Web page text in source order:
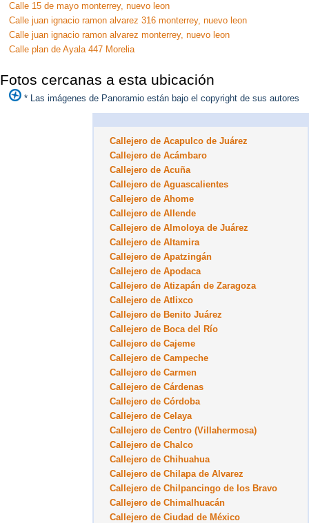
Calle 15 de mayo monterrey, nuevo leon
Calle juan ignacio ramon alvarez 316 monterrey, nuevo leon
Calle juan ignacio ramon alvarez monterrey, nuevo leon
Calle plan de Ayala 447 Morelia
Fotos cercanas a esta ubicación
* Las imágenes de Panoramio están bajo el copyright de sus autores
Callejero de Acapulco de Juárez
Callejero de Acámbaro
Callejero de Acuña
Callejero de Aguascalientes
Callejero de Ahome
Callejero de Allende
Callejero de Almoloya de Juárez
Callejero de Altamira
Callejero de Apatzingán
Callejero de Apodaca
Callejero de Atizapán de Zaragoza
Callejero de Atlixco
Callejero de Benito Juárez
Callejero de Boca del Río
Callejero de Cajeme
Callejero de Campeche
Callejero de Carmen
Callejero de Cárdenas
Callejero de Córdoba
Callejero de Celaya
Callejero de Centro (Villahermosa)
Callejero de Chalco
Callejero de Chihuahua
Callejero de Chilapa de Alvarez
Callejero de Chilpancingo de los Bravo
Callejero de Chimalhuacán
Callejero de Ciudad de México